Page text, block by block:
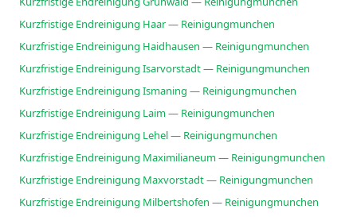
Kurzfristige Endreinigung Haar — Reinigungmunchen
Kurzfristige Endreinigung Haidhausen — Reinigungmunchen
Kurzfristige Endreinigung Isarvorstadt — Reinigungmunchen
Kurzfristige Endreinigung Ismaning — Reinigungmunchen
Kurzfristige Endreinigung Laim — Reinigungmunchen
Kurzfristige Endreinigung Lehel — Reinigungmunchen
Kurzfristige Endreinigung Maximilianeum — Reinigungmunchen
Kurzfristige Endreinigung Maxvorstadt — Reinigungmunchen
Kurzfristige Endreinigung Milbertshofen — Reinigungmunchen